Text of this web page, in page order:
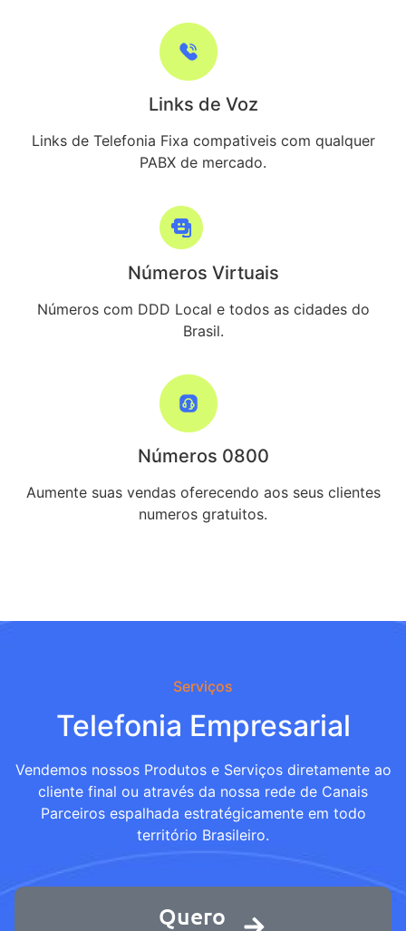
Links de Voz
Links de Telefonia Fixa compativeis com qualquer
PABX de mercado.
Números Virtuais
Números com DDD Local e todos as cidades do
Brasil.
Números 0800
Aumente suas vendas oferecendo aos seus clientes
numeros gratuitos.
Serviços
Telefonia Empresarial
Vendemos nossos Produtos e Serviços diretamente ao
cliente final ou através da nossa rede de Canais
Parceiros espalhada estratégicamente em todo
território Brasileiro.
Quero